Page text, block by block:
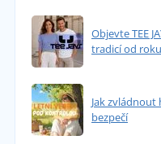
Objevte TEE
tradicí od
Jak
bezpečí